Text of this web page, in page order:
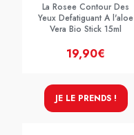
La Rosee Contour Des
Yeux Defatiguant A l'aloe
Vera Bio Stick 15ml
19,90€
JE LE PRENDS !